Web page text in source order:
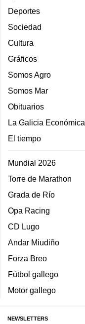
Deportes
Sociedad
Cultura
Gráficos
Somos Agro
Somos Mar
Obituarios
La Galicia Económica
El tiempo
Mundial 2026
Torre de Marathon
Grada de Río
Opa Racing
CD Lugo
Andar Miudiño
Forza Breo
Fútbol gallego
Motor gallego
NEWSLETTERS